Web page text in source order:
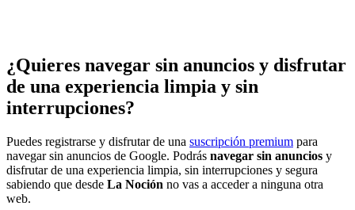
¿Quieres navegar sin anuncios y disfrutar
de una experiencia limpia y sin
interrupciones?
Puedes registrarse y disfrutar de una suscripción premium para
navegar sin anuncios de Google. Podrás navegar sin anuncios y
disfrutar de una experiencia limpia, sin interrupciones y segura
sabiendo que desde La Noción no vas a acceder a ninguna otra
web.